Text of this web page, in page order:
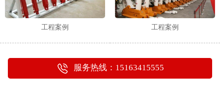
工程案例 工程案例
服务热线：15163415555